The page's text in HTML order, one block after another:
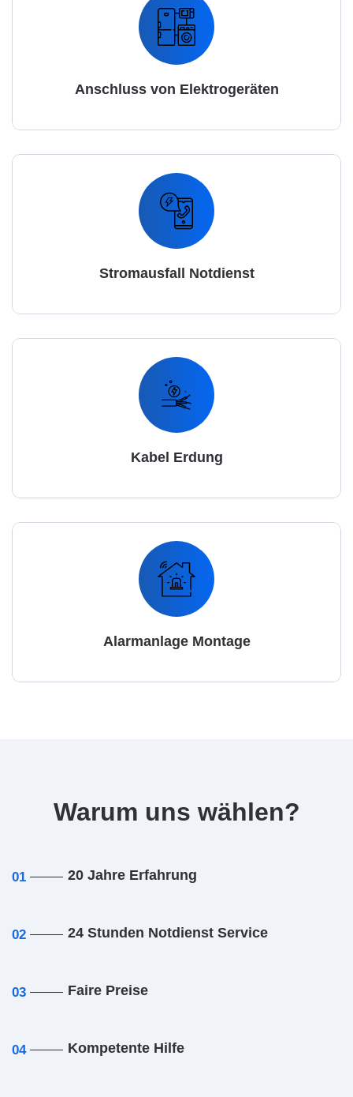
Anschluss von Elektrogeräten
Stromausfall Notdienst
Kabel Erdung
Alarmanlage Montage
Warum uns wählen?
01 20 Jahre Erfahrung
02 24 Stunden Notdienst Service
03 Faire Preise
04 Kompetente Hilfe